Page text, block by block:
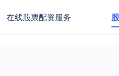
在线股票配资服务